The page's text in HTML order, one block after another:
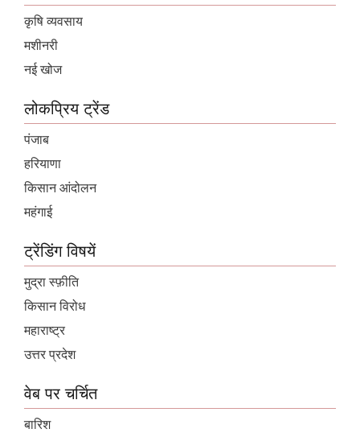
कृषि व्यवसाय
मशीनरी
नई खोज
लोकप्रिय ट्रेंड
पंजाब
हरियाणा
किसान आंदोलन
महंगाई
ट्रेंडिंग विषयें
मुद्रा स्फ़ीति
किसान विरोध
महाराष्ट्र
उत्तर प्रदेश
वेब पर चर्चित
बारिश